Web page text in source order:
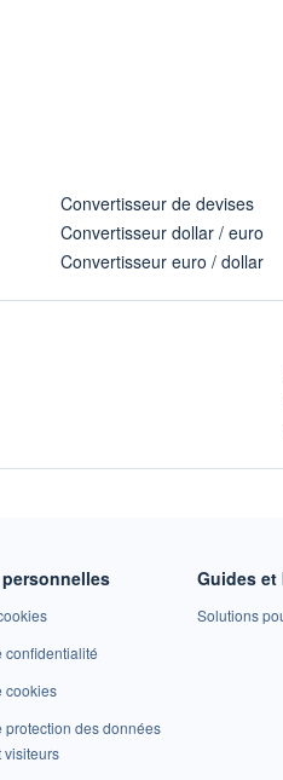
Convertisseur de devises
Convertisseur dollar / euro
Convertisseur euro / dollar
confidentialité
cookies
protection des données
visiteurs
Guides
Solutions